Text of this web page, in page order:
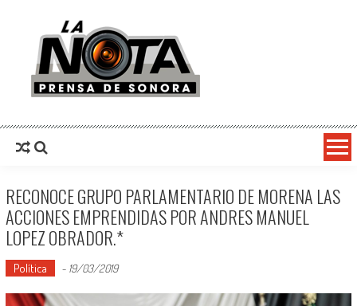
La Nota Prensa De Sonora
RECONOCE GRUPO PARLAMENTARIO DE MORENA LAS
ACCIONES EMPRENDIDAS POR ANDRES MANUEL
LOPEZ OBRADOR.*
Política - 19/03/2019